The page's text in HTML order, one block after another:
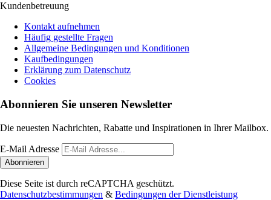
Kundenbetreuung
Kontakt aufnehmen
Häufig gestellte Fragen
Allgemeine Bedingungen und Konditionen
Kaufbedingungen
Erklärung zum Datenschutz
Cookies
Abonnieren Sie unseren Newsletter
Die neuesten Nachrichten, Rabatte und Inspirationen in Ihrer Mailbox.
E-Mail Adresse
Abonnieren
Diese Seite ist durch reCAPTCHA geschützt.
Datenschutzbestimmungen & Bedingungen der Dienstleistung